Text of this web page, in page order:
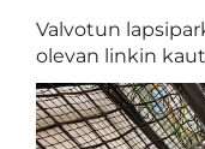
Valvotun
olevan linkin